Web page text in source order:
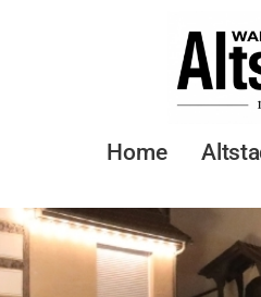
Home